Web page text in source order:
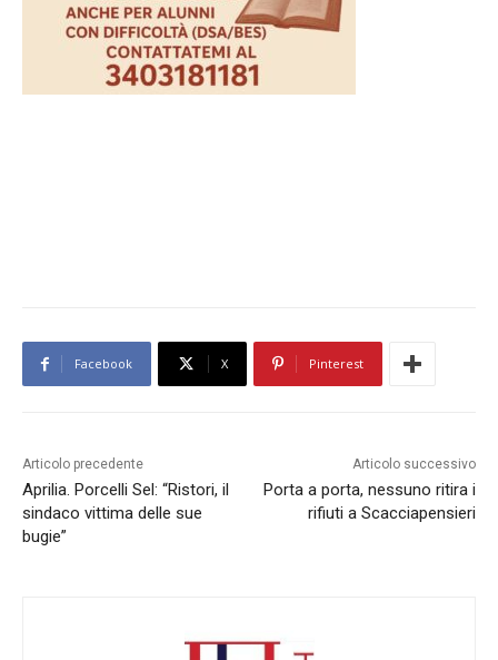
Facebook X Pinterest
Articolo precedente
Aprilia. Porcelli Sel: “Ristori, il
sindaco vittima delle sue
bugie”
Articolo successivo
Porta a porta, nessuno ritira i
rifiuti a Scacciapensieri